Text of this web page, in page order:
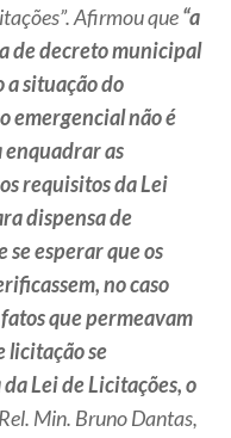
Afirmou que“a
de decreto municipal
situação do
emergencial não é
as
requisitos da Lei
dispensa de
se esperar que os
no caso
que permeavam
licitação se
Lei de Licitações, o
Min. Bruno Dantas,